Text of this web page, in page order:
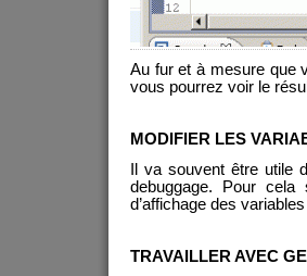
Au fur et à mesure que
vous pourrez voir le
MODIFIER LES
Il va souvent être utile
debuggage. Pour cela
d’affichage des
TRAVAILLER AVEC